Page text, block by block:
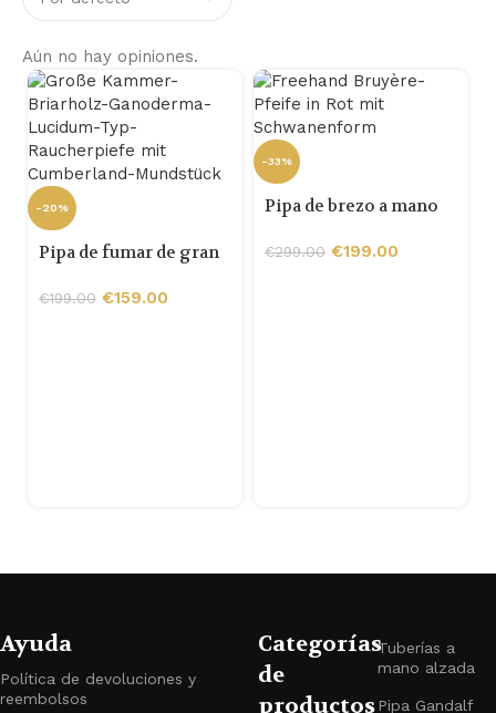
Aún no hay opiniones.
-20%
Pipa de fumar de gran
brezo tipo Ganoderma
€199.00 €159.00
-33%
Pipa de brezo a mano
forma de cisne
€299.00 €199.00
Ayuda
Política de devoluciones y
reembolsos
Categorías
de
productos
Tuberías a
mano alzada
Pipa Gandalf